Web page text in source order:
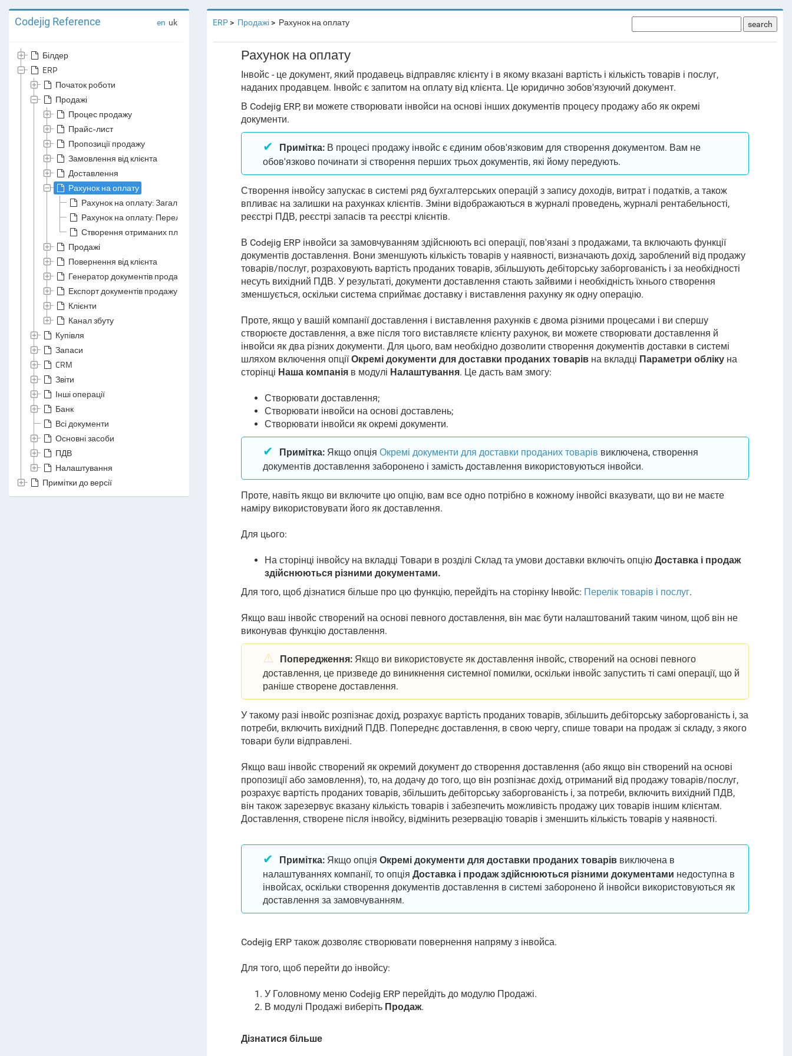
Codejig Reference en uk
Білдер
ERP
Початок роботи
Продажі
Процес продажу
Прайс-лист
Пропозиції продажу
Замовлення від клієнта
Доставлення
Рахунок на оплату
Рахунок на оплату: Загальна секція
Рахунок на оплату: Перелік товарів і послуг
Створення отриманих платежів на основі рахунків на оплату
Продажі
Повернення від клієнта
Генератор документів продажу
Експорт документів продажу
Клієнти
Канал збуту
Купівля
Запаси
CRM
Звіти
Інші операції
Банк
Всі документи
Основні засоби
ПДВ
Налаштування
Примітки до версії
ERP Продажі Рахунок на оплату search
Рахунок на оплату
Інвойс - це документ, який продавець відправляє клієнту і в якому вказані вартість і кількість товарів і послуг,
наданих продавцем. Інвойс є запитом на оплату від клієнта. Це юридично зобов'язуючий документ.
В Codejig ERP, ви можете створювати інвойси на основі інших документів процесу продажу або як окремі
документи.
Примітка:В процесі продажу інвойс є єдиним обов'язковим для створення документом. Вам не
обов'язково починати зі створення перших трьох документів, які йому передують.
Створення інвойсу запускає в системі ряд бухгалтерських операцій з запису доходів, витрат і податків, а також
впливає на залишки на рахунках клієнтів. Зміни відображаються в журналі проведень, журналі рентабельності,
реєстрі ПДВ, реєстрі запасів та реєстрі клієнтів.
В Codejig ERP інвойси за замовчуванням здійснюють всі операції, пов'язані з продажами, та включають функції
документів доставлення. Вони зменшують кількість товарів у наявності, визначають дохід, зароблений від продажу
товарів/послуг, розраховують вартість проданих товарів, збільшують дебіторську заборгованість і за необхідності
несуть вихідний ПДВ. У результаті, документи доставлення стають зайвими і необхідність їхнього створення
зменшується, оскільки система сприймає доставку і виставлення рахунку як одну операцію.
Проте, якщо у вашій компанії доставлення і виставлення рахунків є двома різними процесами і ви спершу
створюєте доставлення, а вже після того виставляєте клієнту рахунок, ви можете створювати доставлення й
інвойси як два різних документи. Для цього, вам необхідно дозволити створення документів доставки в системі
шляхом включення опціїОкремі документи для доставки проданих товарівна вкладці Параметри обліку на
сторінці Наша компанія в модулі Налаштування. Це дасть вам змогу:
Створювати доставлення;
Створювати інвойси на основі доставлень;
Створювати інвойси як окремі документи.
Примітка:Якщо опція Окремі документи для доставки проданих товарів виключена, створення
документів доставлення заборонено і замість доставлення використовуються інвойси.
Проте, навіть якщо ви включите цю опцію, вам все одно потрібно в кожному інвойсі вказувати, що ви не маєте
наміру використовувати його як доставлення.
Для цього:
На сторінці інвойсу на вкладці Товари в розділі Склад та умови доставки включіть опцію Доставка і продаж
здійснюються різними документами.
Для того, щоб дізнатися більше про цю функцію, перейдіть на сторінку Інвойс: Перелік товарів і послуг.
Якщо ваш інвойс створений на основі певного доставлення, він має бути налаштований таким чином, щоб він не
виконував функцію доставлення.
Попередження: Якщо ви використовуєте як доставлення інвойс, створений на основі певного
доставлення, це призведе до виникнення системної помилки, оскільки інвойс запустить ті самі операції, що й
раніше створене доставлення.
У такому разі інвойс розпізнає дохід, розрахує вартість проданих товарів, збільшить дебіторську заборгованість і, за
потреби, включить вихідний ПДВ. Попереднє доставлення, в свою чергу, спише товари на продаж зі складу, з якого
товари були відправлені.
Якщо ваш інвойс створений як окремий документ до створення доставлення (або якщо він створений на основі
пропозиції або замовлення), то, на додачу до того, що він розпізнає дохід, отриманий від продажу товарів/послуг,
розрахує вартість проданих товарів, збільшить дебіторську заборгованість і, за потреби, включить вихідний ПДВ,
він також зарезервує вказану кількість товарів і забезпечить можливість продажу цих товарів іншим клієнтам.
Доставлення, створене після інвойсу, відмінить резервацію товарів і зменшить кількість товарів у наявності.
Примітка:Якщо опція Окремі документи для доставки проданих товаріввиключена в
налаштуваннях компанії, то опція Доставка і продаж здійснюються різними документами недоступна в
інвойсах, оскільки створення документів доставлення в системі заборонено й інвойси використовуються як
доставлення за замовчуванням.
Codejig ERP також дозволяє створювати повернення напряму з інвойса.
Для того, щоб перейти до інвойсу:
У Головному меню Codejig ERP перейдіть до модулю Продажі.
В модулі Продажі виберіть Продаж.
Дізнатися більше